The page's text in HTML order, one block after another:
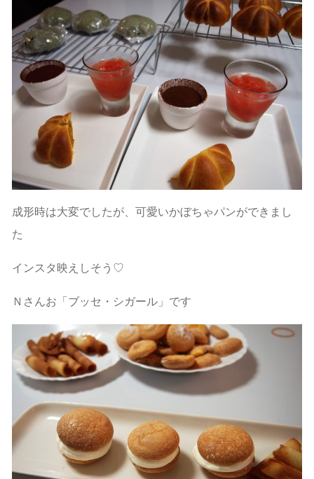
成形時は大変でしたが、可愛いかぼちゃパンができまし
た
インスタ映えしそう♡
Ｎさんお「ブッセ・シガール」です